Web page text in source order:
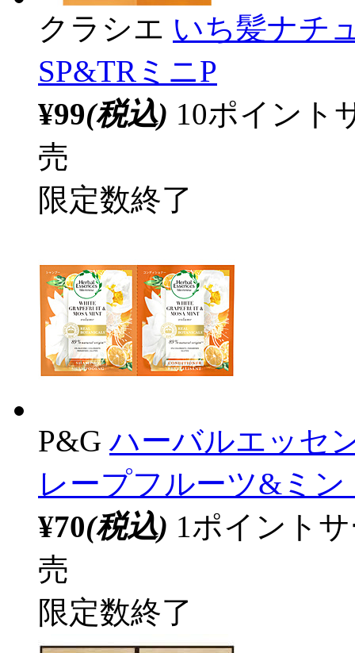
クラシエ いち髪ナチ
SP&TRミニP
¥99(税込) 10ポイント
売
限定数終了
P&G ハーバルエッセ
レープフルーツ&ミン
¥70(税込) 1ポイント
売
限定数終了